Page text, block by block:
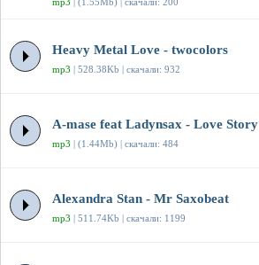
mp3 | (1.55Mb) | скачали: 200
Heavy Metal Love - twocolors
mp3 | 528.38Kb | скачали: 932
A-mase feat Ladynsax - Love Story
mp3 | (1.44Mb) | скачали: 484
Alexandra Stan - Mr Saxobeat
mp3 | 511.74Kb | скачали: 1199